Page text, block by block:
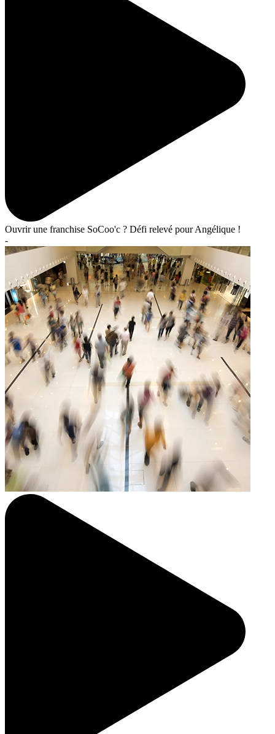
Ouvrir une franchise SoCoo'c ? Défi relevé pour Angélique !
-